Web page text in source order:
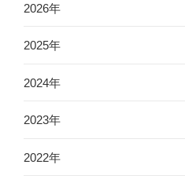
2026年
2025年
2024年
2023年
2022年